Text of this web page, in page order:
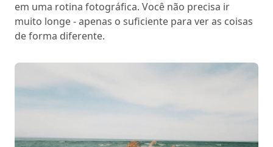
em uma rotina fotográfica. Você não precisa ir
muito longe - apenas o suficiente para ver as coisas
de forma diferente.